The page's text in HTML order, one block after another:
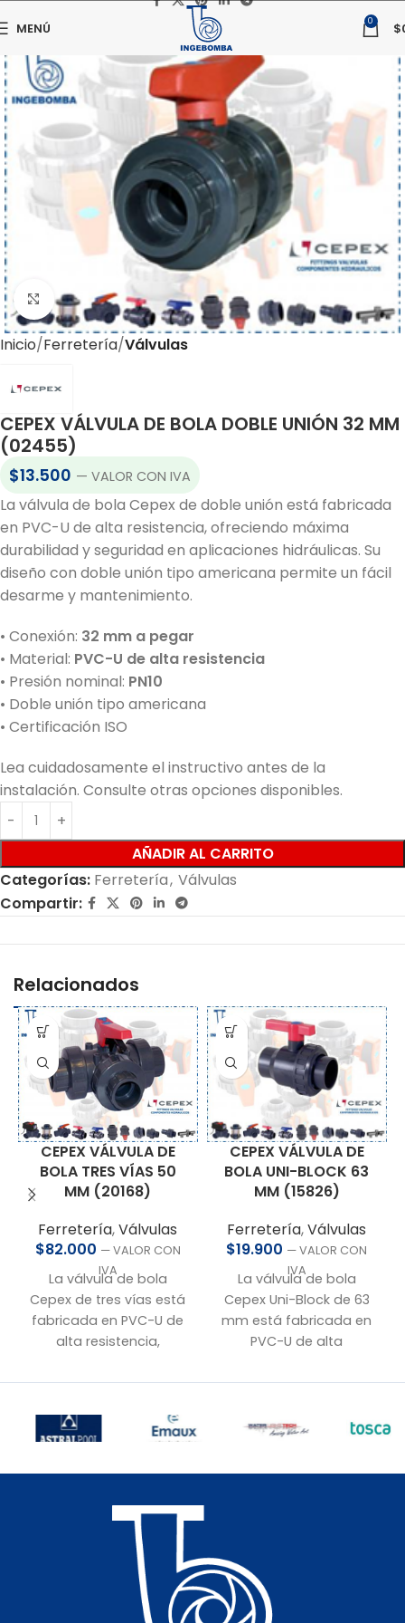
MENÚ 0 $
Haga clic para ampliar
Inicio Ferretería Válvulas
CEPEX VÁLVULA DE BOLA DOBLE UNIÓN 32 MM
(02455)
$13.500 — VALOR CON IVA
La válvula de bola Cepex de doble unión está fabricada
en PVC-U de alta resistencia, ofreciendo máxima
durabilidad y seguridad en aplicaciones hidráulicas. Su
diseño con doble unión tipo americana permite un fácil
desarme y mantenimiento.
• Conexión: 32 mm a pegar
• Material: PVC-U de alta resistencia
• Presión nominal: PN10
• Doble unión tipo americana
• Certificación ISO
Lea cuidadosamente el instructivo antes de la
instalación. Consulte otras opciones disponibles.
AÑADIR AL CARRITO
Categorías: Ferretería, Válvulas
Compartir:
Relacionados
CEPEX VÁLVULA DE
BOLA TRES VÍAS 50
MM (20168)
Ferretería,Válvulas
$82.000 — VALOR CON
IVA
La válvula de bola
Cepex de tres vías está
fabricada en PVC-U de
alta resistencia,
versatilidad y control en
hidráulicas. Incluye
manilla con gatillo e
seguridad y precisión.
50 mm a
PVC-U de
alta resistencia
CEPEX VÁLVULA DE
BOLA UNI-BLOCK 63
MM (15826)
Ferretería,Válvulas
$19.900 — VALOR CON
IVA
La válvula de bola
Cepex Uni-Block de 63
mm está fabricada en
PVC-U de alta
fiabilidad y larga vida
hidráulicas. Su sistema
• Material:
alta resistencia